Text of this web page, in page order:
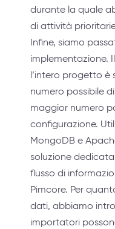
durante la quale
di attività
Infine, siamo
implementazione.
l’intero progetto è
numero possibile
maggior numero
configurazione.
MongoDB e
soluzione
flusso di
Pimcore. Per
dati, abbiamo
importatori